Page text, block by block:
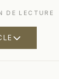
DE LECTURE